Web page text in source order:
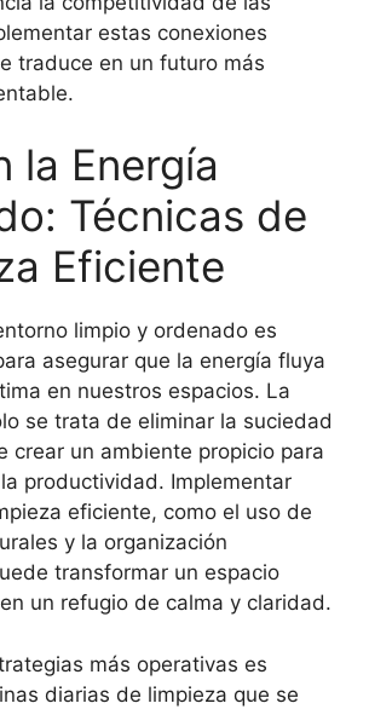
estas conexiones
traduce en un futuro más
la Energía
Técnicas de
Eficiente
limpio y ordenado es
asegurar que la energía fluya
en nuestros espacios. La
se trata de eliminar la suciedad
crear un ambiente propicio para
productividad. Implementar
eficiente, como el uso de
y la organización
transformar un espacio
un refugio de calma y claridad.
más operativas es
diarias de limpieza que se